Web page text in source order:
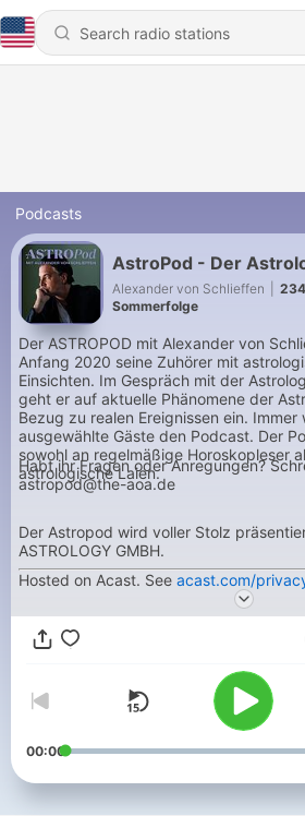
Podcasts
AstroPod - Der
Alexander von Schlieffen
Sommerfolge
Der ASTROPOD mit Alexander von
Anfang 2020 seine Zuhörer mit
Einsichten. Im Gespräch mit der
geht er auf aktuelle Phänomene der
Bezug zu realen Ereignissen ein.
ausgewählte Gäste den Podcast. Der
sowohl an regelmäßige Horoskopleser
astrologische Laien.
Habt ihr Fragen oder Anregungen?
astropod@the-aoa.de
Der Astropod wird voller Stolz
ASTROLOGY GMBH.
Hosted on Acast. See acast.com/
00:00